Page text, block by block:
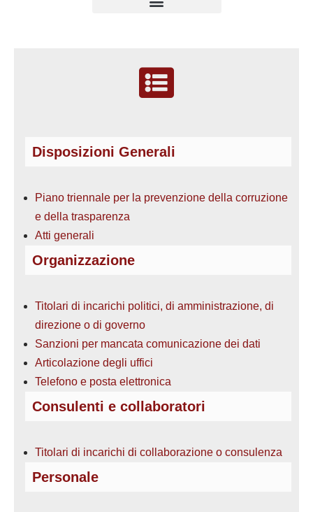
Disposizioni Generali
Piano triennale per la prevenzione della corruzione
e della trasparenza
Atti generali
Organizzazione
Titolari di incarichi politici, di amministrazione, di
direzione o di governo
Sanzioni per mancata comunicazione dei dati
Articolazione degli uffici
Telefono e posta elettronica
Consulenti e collaboratori
Titolari di incarichi di collaborazione o consulenza
Personale